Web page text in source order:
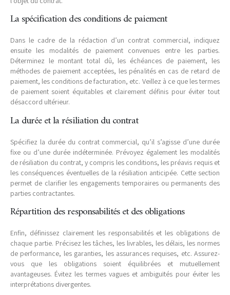
La spécification des conditions de paiement
Dans le cadre de la rédaction d’un contrat commercial, indiquez
ensuite les modalités de paiement convenues entre les parties.
Déterminez le montant total dû, les échéances de paiement, les
méthodes de paiement acceptées, les pénalités en cas de retard de
paiement, les conditions de facturation, etc. Veillez à ce que les termes
de paiement soient équitables et clairement définis pour éviter tout
désaccord ultérieur.
La durée et la résiliation du contrat
Spécifiez la durée du contrat commercial, qu’il s’agisse d’une durée
fixe ou d’une durée indéterminée. Prévoyez également les modalités
de résiliation du contrat, y compris les conditions, les préavis requis et
les conséquences éventuelles de la résiliation anticipée. Cette section
permet de clarifier les engagements temporaires ou permanents des
parties contractantes.
Répartition des responsabilités et des obligations
Enfin, définissez clairement les responsabilités et les obligations de
chaque partie. Précisez les tâches, les livrables, les délais, les normes
de performance, les garanties, les assurances requises, etc. Assurez-
vous que les obligations soient équilibrées et mutuellement
avantageuses. Évitez les termes vagues et ambiguïtés pour éviter les
interprétations divergentes.